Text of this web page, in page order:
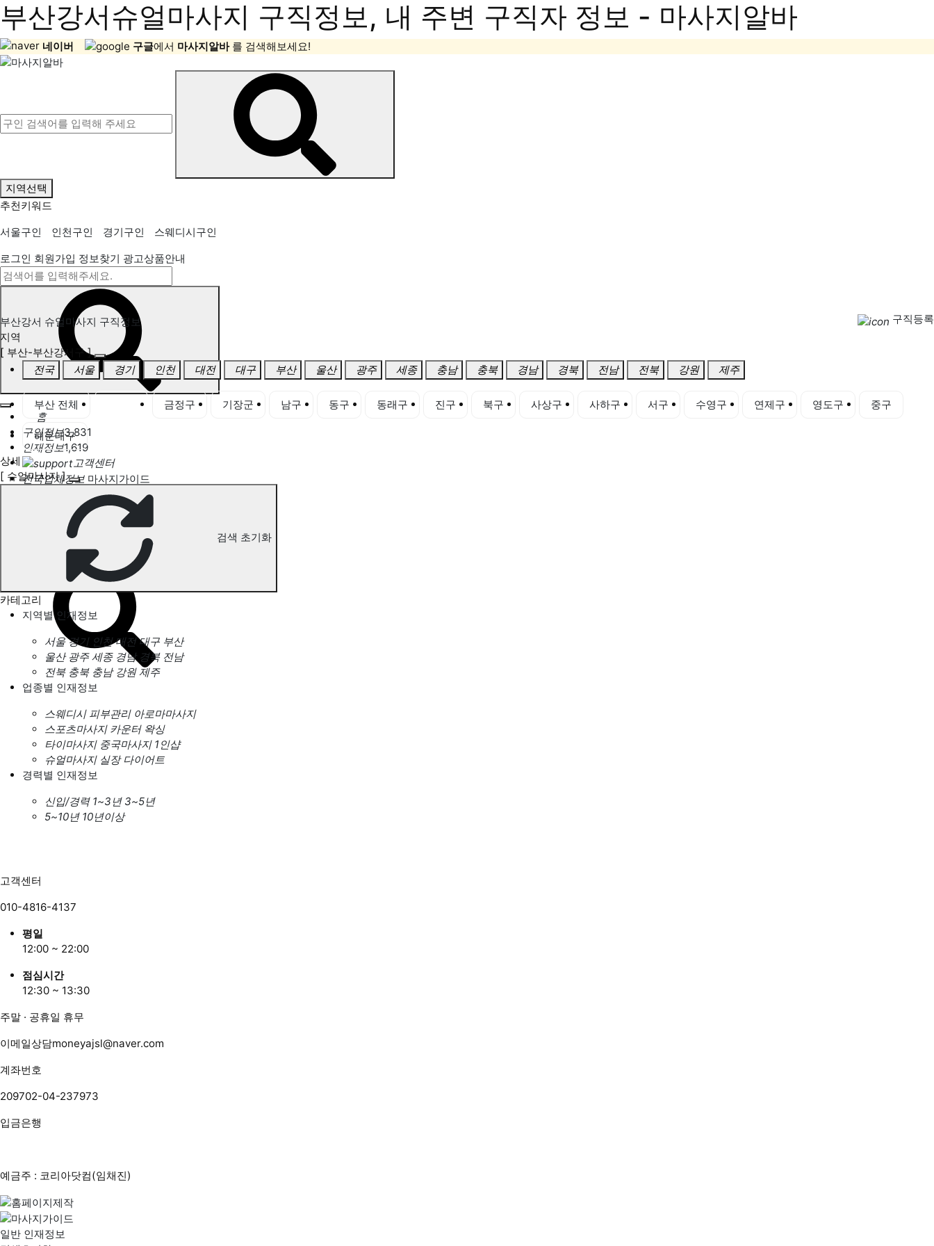
부산강서슈얼마사지 구직정보, 내 주변 구직자 정보 - 마사지알바
네이버 구글에서 마사지알바 를 검색해보세요!
지역선택
추천키워드
서울구인
인천구인 경기구인
스웨디시구인
로그인 회원가입 정보찾기 광고상품안내
홈
구인정보3,831
인재정보1,619
고객센터
전국업체정보 마사지가이드
업체 서비스 관리
개인 서비스 관리
부산강서 슈얼마사지 구직정보
부산강서 슈얼마사지 구직정보
구직등록
지역
[ 부산-부산강서구 ]
전국
서울 경기 인천 대전 대구 부산 울산 광주 세종 충남 충북 경남 경북 전남 전북 강원 제주
부산 전체 금정구 기장군 남구 동구 동래구 진구 북구 사상구 사하구 서구 수영구 연제구 영도구 중구
해운대구
상세
[ 슈얼마사지 ]
검색 초기화
카테고리
지역별 인재정보
서울 경기 인천 대전 대구 부산
울산 광주 세종 경남 경북 전남
전북 충북 충남 강원 제주
업종별 인재정보
스웨디시 피부관리 아로마마사지
스포츠마사지 카운터 왁싱
타이마사지 중국마사지 1인샵
슈얼마사지 실장 다이어트
경력별 인재정보
신입/경력 1~3년 3~5년
5~10년 10년이상
고객센터
010-4816-4137
평일
12:00 ~ 22:00
점심시간
12:30 ~ 13:30
주말 · 공휴일 휴무
이메일상담moneyajsl@naver.com
계좌번호
209702-04-237973
입금은행
예금주 : 코리아닷컴(임채진)
일반 인재정보